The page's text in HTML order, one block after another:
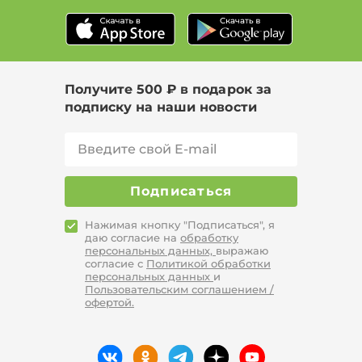
Получите 500 ₽ в подарок за
подписку на наши новости
Подписаться
Нажимая кнопку "Подписаться", я
даю согласие на обработку
персональных данных, выражаю
согласие с Политикой обработки
персональных данных и
Пользовательским соглашением /
офертой.